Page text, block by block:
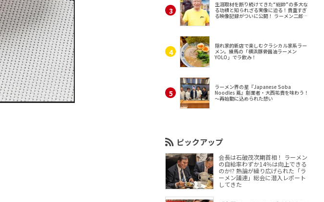
生涯取材を断り続けてきた“総帥”の多大な
る功績と知られざる実像に迫る！貴重すぎ
る映像記録がついに公開！ ラーメン二郎
隠れ家的新店で楽しむクラシカル家系ラー
メン。練馬の「横浜豚骨醤油ラーメン
YOLO」でラ飲み！
ラーメン界の星『Japanese Soba
Noodles 蔦』創業者・大西祐貴を味わう！
～再始動に込められた想い
ピックアップ
会長は石破茂次期首相！ ラーメン
の自給率わずか14％は向上できる
のか!? 熱論が繰り広げられた「ラ
ーメン議連」総会に潜入レポート
してきた